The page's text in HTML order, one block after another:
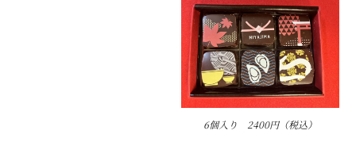
6個入り 2400円（税込）